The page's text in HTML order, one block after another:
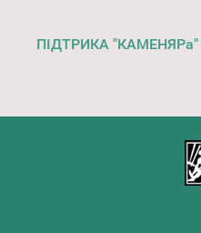
ПІДТРИКА "КАМЕНЯРа"